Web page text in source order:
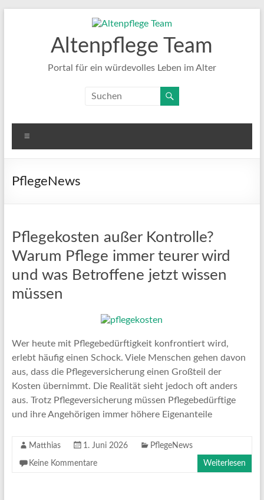
Altenpflege Team
Portal für ein würdevolles Leben im Alter
PflegeNews
Pflegekosten außer Kontrolle?
Warum Pflege immer teurer wird
und was Betroffene jetzt wissen
müssen
Wer heute mit Pflegebedürftigkeit konfrontiert wird,
erlebt häufig einen Schock. Viele Menschen gehen davon
aus, dass die Pflegeversicherung einen Großteil der
Kosten übernimmt. Die Realität sieht jedoch oft anders
aus. Trotz Pflegeversicherung müssen Pflegebedürftige
und ihre Angehörigen immer höhere Eigenanteile
Matthias 1. Juni 2026 PflegeNews
Keine Kommentare Weiterlesen